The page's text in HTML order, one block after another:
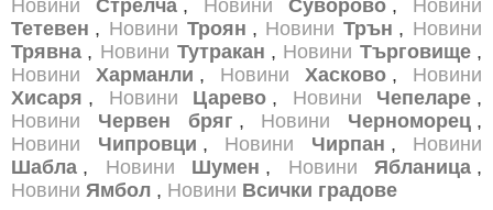
Новини
Стрелча , Новини Суворово , Новини
Тетевен , Новини Троян , Новини Трън , Новини
Трявна , Новини Тутракан , Новини Търговище ,
Новини
Харманли , Новини Хасково , Новини
Хисаря , Новини Царево , Новини Чепеларе ,
Новини
Червен бряг , Новини Черноморец ,
Новини
Чипровци , Новини Чирпан , Новини
Шабла , Новини Шумен , Новини Ябланица ,
Новини Ямбол , Новини Всички градове